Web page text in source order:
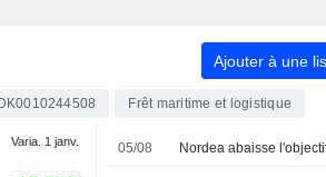
Ajouter à une
DK0010244508 Frêt maritime et logistique
Varia. 1 janv. 05/08